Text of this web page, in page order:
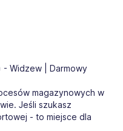
Widzew | Darmowy
magazynowych w
Jeśli szukasz
- to miejsce dla